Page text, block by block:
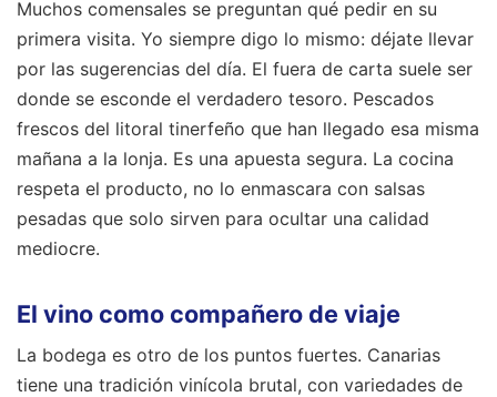
Muchos comensales se preguntan qué pedir en su
primera visita. Yo siempre digo lo mismo: déjate llevar
por las sugerencias del día. El fuera de carta suele ser
donde se esconde el verdadero tesoro. Pescados
frescos del litoral tinerfeño que han llegado esa misma
mañana a la lonja. Es una apuesta segura. La cocina
respeta el producto, no lo enmascara con salsas
pesadas que solo sirven para ocultar una calidad
mediocre.
El vino como compañero de viaje
La bodega es otro de los puntos fuertes. Canarias
tiene una tradición vinícola brutal, con variedades de